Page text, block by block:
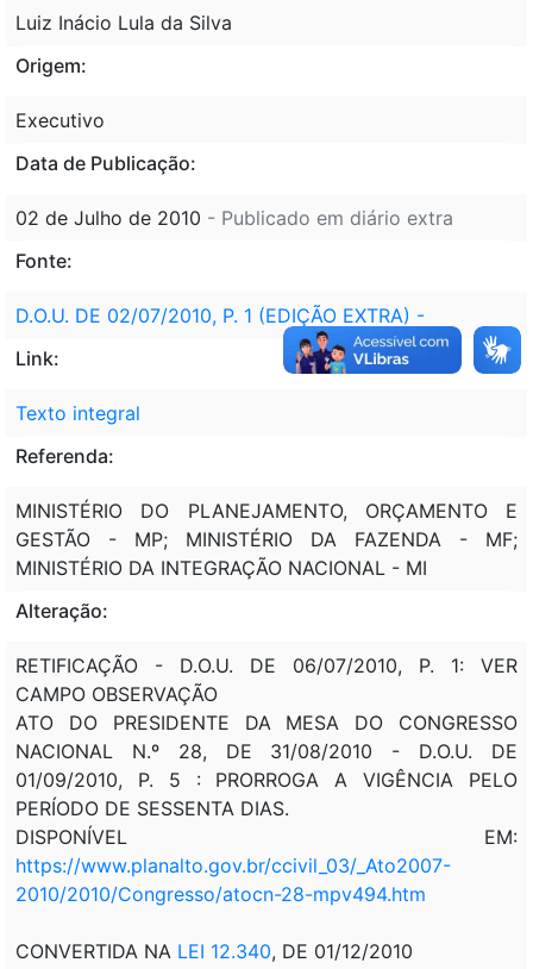
Luiz Inácio Lula da Silva
Origem:
Executivo
Data de Publicação:
02 de Julho de 2010 - Publicado em diário extra
Fonte:
D.O.U. DE 02/07/2010, P. 1 (EDIÇÃO EXTRA) -
Link:
Texto integral
Referenda:
MINISTÉRIO DO PLANEJAMENTO, ORÇAMENTO E
GESTÃO - MP; MINISTÉRIO DA FAZENDA - MF;
MINISTÉRIO DA INTEGRAÇÃO NACIONAL - MI
Alteração:
RETIFICAÇÃO - D.O.U. DE 06/07/2010, P. 1: VER
CAMPO OBSERVAÇÃO
ATO DO PRESIDENTE DA MESA DO CONGRESSO
NACIONAL N.º 28, DE 31/08/2010 - D.O.U. DE
01/09/2010, P. 5 : PRORROGA A VIGÊNCIA PELO
PERÍODO DE SESSENTA DIAS.
DISPONÍVEL EM:
https://www.planalto.gov.br/ccivil_03/_Ato2007-
2010/2010/Congresso/atocn-28-mpv494.htm
CONVERTIDA NA LEI 12.340, DE 01/12/2010